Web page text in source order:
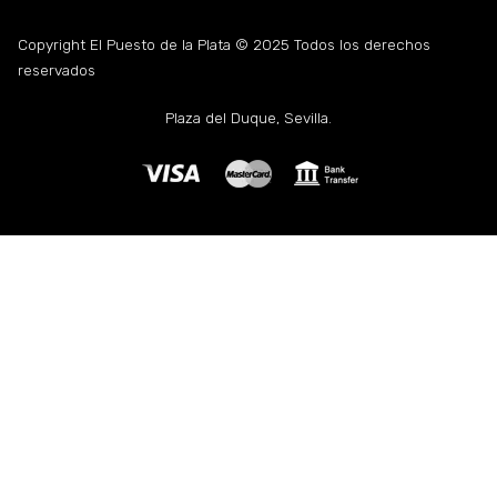
Copyright El Puesto de la Plata © 2025 Todos los derechos
reservados
Plaza del Duque, Sevilla.